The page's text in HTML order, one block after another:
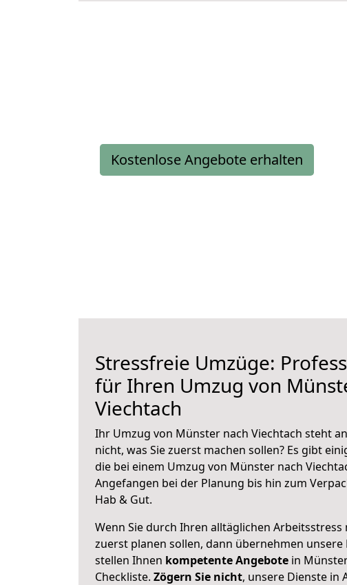
Kostenlose Angebote erhalten
Stressfreie Umzüge:
für Ihren Umzug von
Viechtach
Ihr Umzug von Münster nach Viechtach steht
nicht, was Sie zuerst machen sollen? Es gibt
die bei einem Umzug von Münster nach
Angefangen bei der Planung bis hin zum
Hab & Gut.
Wenn Sie durch Ihren alltäglichen Arbeitsstress
zuerst planen sollen, dann übernehmen
stellen Ihnen kompetente Angebote in
Checkliste. Zögern Sie nicht, unsere Dienste in